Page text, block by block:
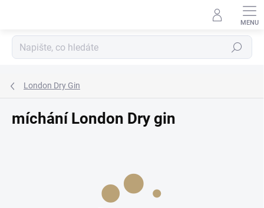
Hledat
London Dry Gin
míchání London Dry gin